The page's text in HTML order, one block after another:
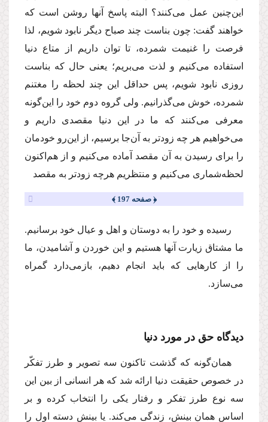
این‌چنین عمل مى‌كنند؟ البته پاسخ آنها روشن است كه
خواهند گفت: چون بناست چند صباح دیگر نابود شویم، لذا
فرصت را غنیمت شمرده، تا توان داریم از متاع دنیا
استفاده مى‌كنیم و لذت مى‌بریم؛ یعنى حال كه بناست
روزى نابود شویم، پس حداقل این چند لحظه را مغتنم
شمرده، خوش مى‌گذرانیم. ولى گروه دوم خود را این‌گونه
معرفى مى‌كنند كه ما در این دنیا مقصدى داریم و
مى‌خواهیم هر چه زودتر به آن‌جا برسیم، از این‌رو خودمان
را براى رسیدن به آن مقصد آماده مى‌كنیم و از هم‌اكنون
لحظه‌شمارى مى‌كنیم و منتظریم هرچه زودتر به مقصد
﴿ صفحه 197 ﴾
رسیده و خود را به دوستان و اهل و عیال خود برسانیم.
ما مشتاق زیارت آنها هستیم و این خوردن و آشامیدن، ما
را از كارهایى كه باید انجام دهیم، بازمى‌دارد گمراه
مى‌سازد.
دیدگاه حق در مورد دنیا
همان‌گونه كه گذشت تاكنون سه تصویر و طرز تفكّر
در خصوص حقیقت دنیا ارائه شد كه هر انسانى از بین این
سه نوع طرز تفكر و رفتار یكى را انتخاب كرده و بر
اساس همان بینش، زندگى مى‌كند. یا بینش دسته اول را